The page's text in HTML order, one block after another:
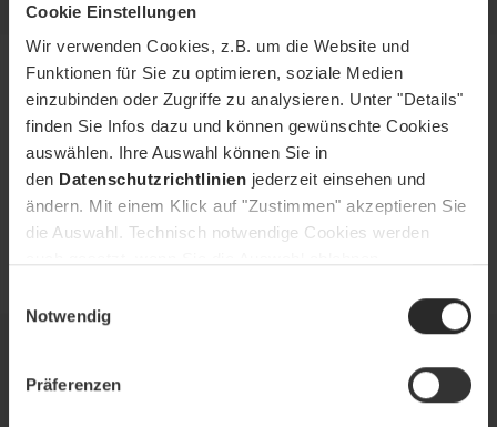
Cookie Einstellungen
Wir verwenden Cookies, z.B. um die Website und
Funktionen für Sie zu optimieren, soziale Medien
einzubinden oder Zugriffe zu analysieren. Unter "Details"
finden Sie Infos dazu und können gewünschte Cookies
auswählen. Ihre Auswahl können Sie in
den Datenschutzrichtlinien jederzeit einsehen und
ändern. Mit einem Klick auf "Zustimmen" akzeptieren Sie
die Auswahl. Technisch notwendige Cookies werden
Notwendig
Präferenzen